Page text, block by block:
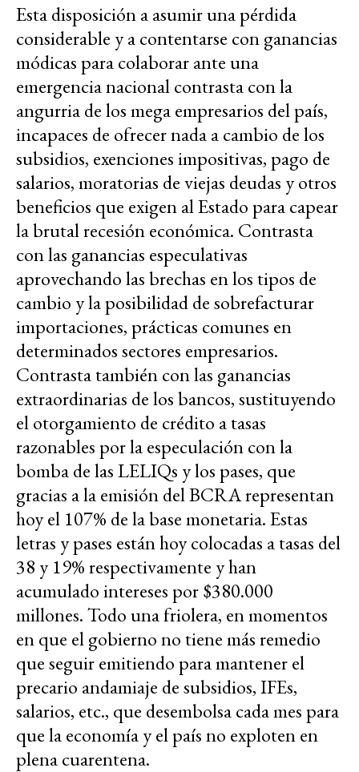
Esta disposición a asumir una pérdida
considerable y a contentarse con ganancias
módicas para colaborar ante una
emergencia nacional contrasta con la
angurria de los mega empresarios del país,
incapaces de ofrecer nada a cambio de los
subsidios, exenciones impositivas, pago de
salarios, moratorias de viejas deudas y otros
beneficios que exigen al Estado para capear
la brutal recesión económica. Contrasta
con las ganancias especulativas
aprovechando las brechas en los tipos de
cambio y la posibilidad de sobrefacturar
importaciones, prácticas comunes en
determinados sectores empresarios.
Contrasta también con las ganancias
extraordinarias de los bancos, sustituyendo
el otorgamiento de crédito a tasas
razonables por la especulación con la
bomba de las LELIQs y los pases, que
gracias a la emisión del BCRA representan
hoy el 107% de la base monetaria. Estas
letras y pases están hoy colocadas a tasas del
38 y 19% respectivamente y han
acumulado intereses por $380.000
millones. Todo una friolera, en momentos
en que el gobierno no tiene más remedio
que seguir emitiendo para mantener el
precario andamiaje de subsidios, IFEs,
salarios, etc., que desembolsa cada mes para
que la economía y el país no exploten en
plena cuarentena.